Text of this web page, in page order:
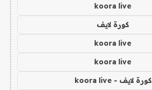
koora live
كورة لايف
koora live
koora live
كورة لايف - koora live